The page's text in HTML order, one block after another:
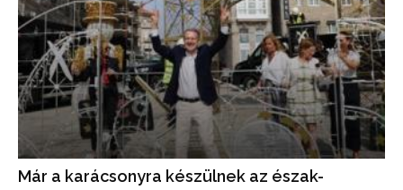
Már a karácsonyra készülnek az észak-